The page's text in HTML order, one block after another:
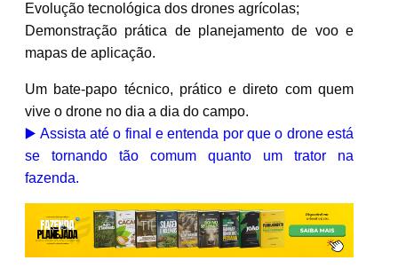
Evolução tecnológica dos drones agrícolas;
Demonstração prática de planejamento de voo e
mapas de aplicação.
Um bate-papo técnico, prático e direto com quem
vive o drone no dia a dia do campo.
▶️ Assista até o final e entenda por que o drone está
se tornando tão comum quanto um trator na
fazenda.